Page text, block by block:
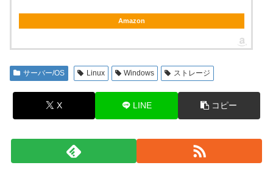
Amazon
サーバー/OS Linux Windows ストレージ
X LINE コピー